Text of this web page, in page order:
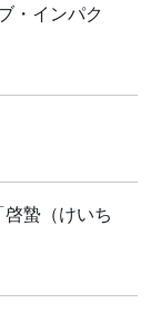
・インパク
蟄（けいち